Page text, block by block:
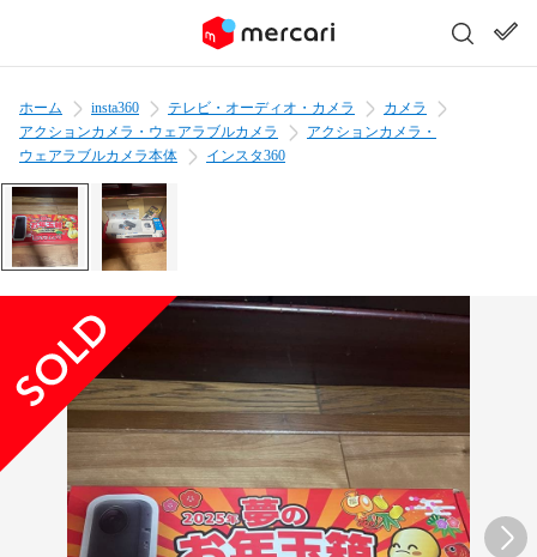
ホーム insta360 テレビ・オーディオ・カメラ
カメラ
アクションカメラ・ウェアラブルカメラ
アクションカメラ・
ウェアラブルカメラ本体
インスタ360